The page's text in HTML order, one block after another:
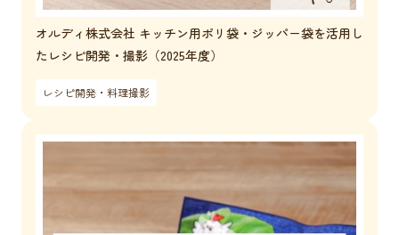
オルディ株式会社 キッチン用ポリ袋・ジッパー袋を活用し
たレシピ開発・撮影（2025年度）
レシピ開発・料理撮影